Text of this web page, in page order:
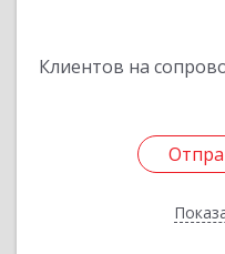
Клиентов на